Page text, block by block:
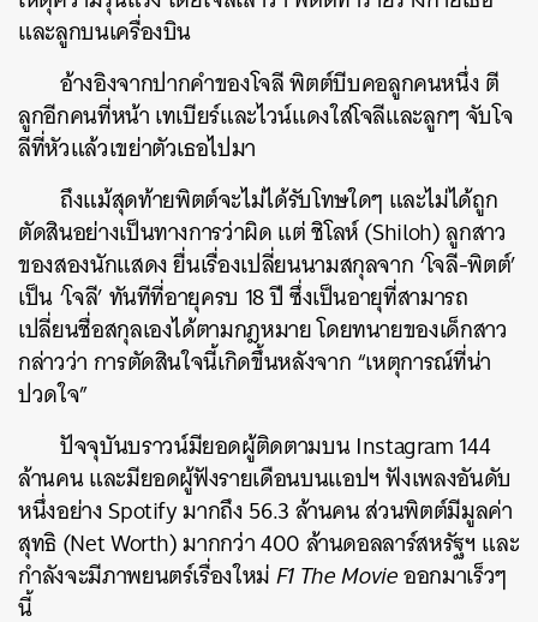
และลูกบนเครื่องบิน
อ้างอิงจากปากคำของโจลี พิตต์บีบคอลูกคนหนึ่ง ตี
ลูกอีกคนที่หน้า เทเบียร์และไวน์แดงใส่โจลีและลูกๆ จับโจ
ลีที่หัวแล้วเขย่าตัวเธอไปมา
ถึงแม้สุดท้ายพิตต์จะไม่ได้รับโทษใดๆ และไม่ได้ถูก
ตัดสินอย่างเป็นทางการว่าผิด แต่ ชิโลห์ (Shiloh) ลูกสาว
ของสองนักแสดง ยื่นเรื่องเปลี่ยนนามสกุลจาก ‘โจลี-พิตต์’
เป็น ‘โจลี’ ทันทีที่อายุครบ 18 ปี ซึ่งเป็นอายุที่สามารถ
เปลี่ยนชื่อสกุลเองได้ตามกฎหมาย โดยทนายของเด็กสาว
กล่าวว่า การตัดสินใจนี้เกิดขึ้นหลังจาก “เหตุการณ์ที่น่า
ปวดใจ”
ปัจจุบันบราวน์มียอดผู้ติดตามบน Instagram 144
ล้านคน และมียอดผู้ฟังรายเดือนบนแอปฯ ฟังเพลงอันดับ
หนึ่งอย่าง Spotify มากถึง 56.3 ล้านคน ส่วนพิตต์มีมูลค่า
สุทธิ (Net Worth) มากกว่า 400 ล้านดอลลาร์สหรัฐฯ และ
กำลังจะมีภาพยนตร์เรื่องใหม่F1 The Movieออกมาเร็วๆ
นี้
SHARE TWEET LINE EMAIL